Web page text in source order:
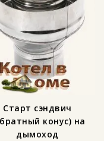
Старт сэндвич
конус) на
дымоход